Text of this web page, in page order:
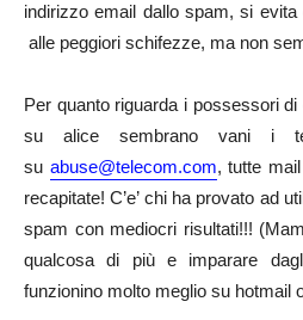
indirizzo email dallo spam, si
alle peggiori schifezze, ma non
Per quanto riguarda i possessori
su alice sembrano vani i
su abuse@telecom.com, tutte
recapitate! C’e’ chi ha provato ad
spam con mediocri risultati!!!
qualcosa di più e imparare
funzionino molto meglio su hotmail